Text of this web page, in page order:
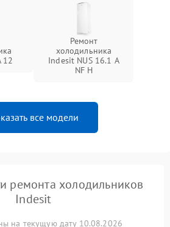
12
Ремонт
холодильника
Indesit NUS 16.1 A
NF H
все модели
ремонта холодильников
Indesit
на текущую дату 10.08.2026